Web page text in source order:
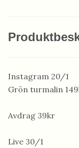
Instagram 20/1
Grön turmalin
Avdrag 39kr
Live 30/1